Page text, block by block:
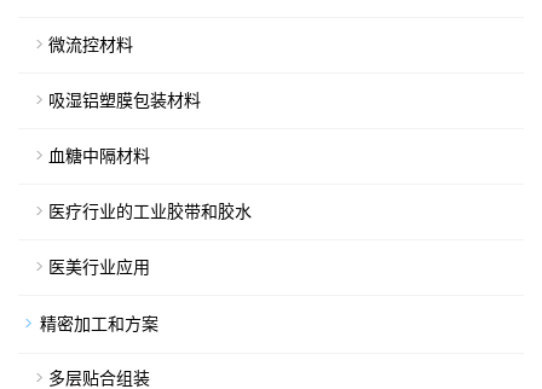
微流控材料
吸湿铝塑膜包装材料
血糖中隔材料
医疗行业的工业胶带和胶水
医美行业应用
精密加工和方案
多层贴合组装